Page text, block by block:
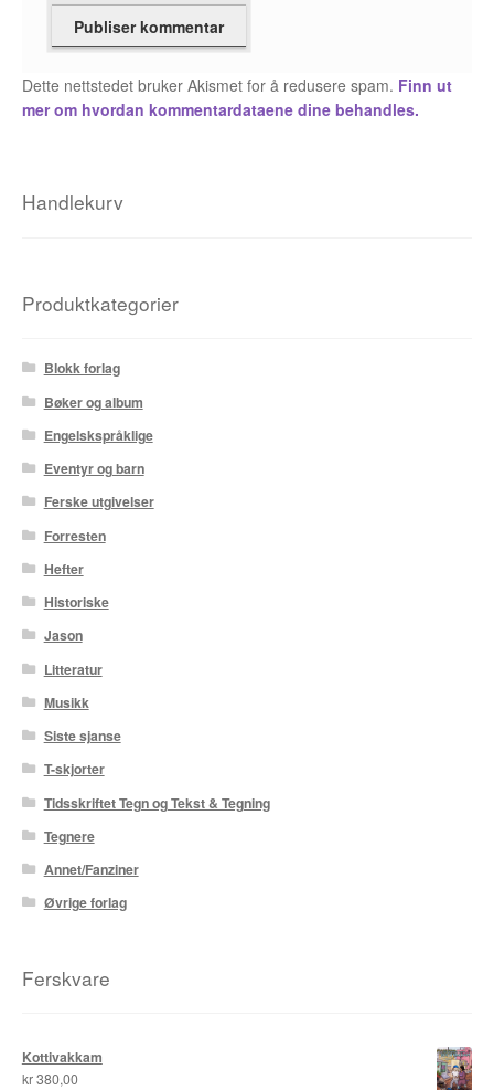
Fedor Sapegin
Flu Hartberg
Henry Bronken
Inga Sætre
Jens K Styve
Karstein Volle
Kristian Hammerstad
Lene Ask
Manuele Fior
Martin Ernstsen
Max Estes
Odd Henning Skyllingstad
Rui Tenreiro
Dette nettstedet bruker Akismet for å redusere spam. Finn ut
mer om hvordan kommentardataene dine behandles.
Handlekurv
Produktkategorier
Blokk forlag
Bøker og album
Engelskspråklige
Eventyr og barn
Ferske utgivelser
Forresten
Hefter
Historiske
Jason
Litteratur
Musikk
Siste sjanse
T-skjorter
Tidsskriftet Tegn og Tekst & Tegning
Tegnere
Annet/Fanziner
Øvrige forlag
Ferskvare
Kottivakkam
kr380,00